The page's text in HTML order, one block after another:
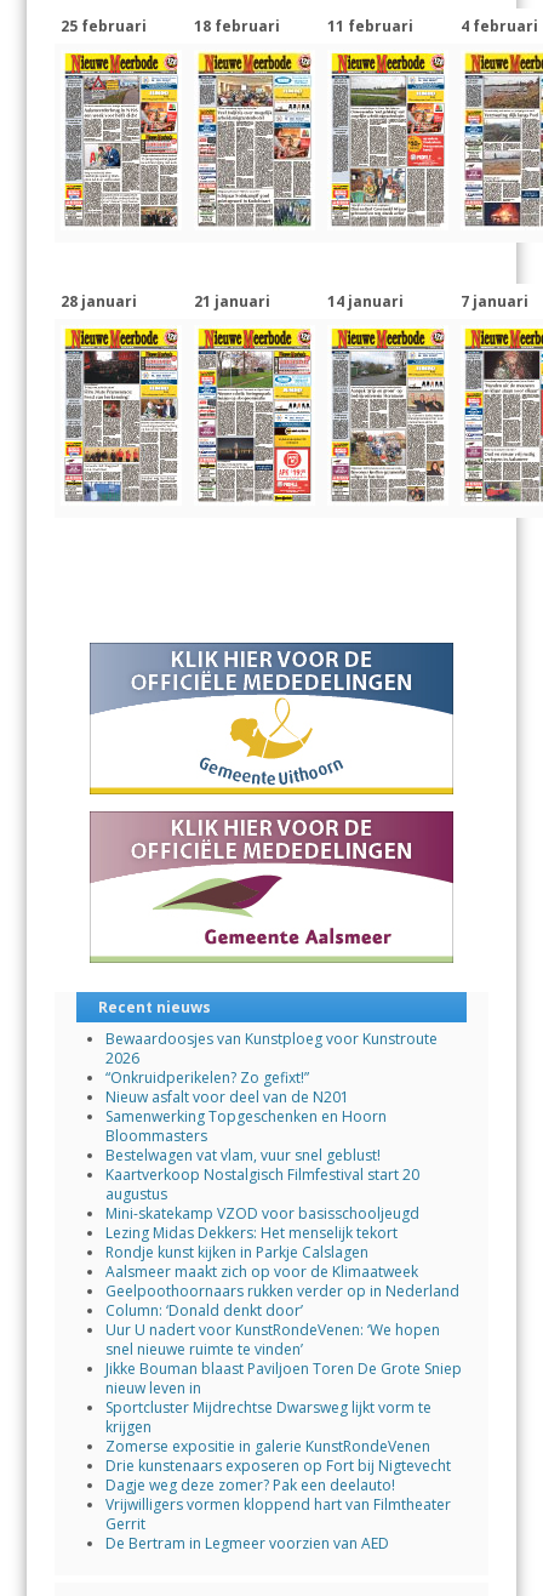
25 februari 18 februari 11 februari 4 februari
28 januari 21 januari 14 januari 7 januari
Recent nieuws
Bewaardoosjes van Kunstploeg voor Kunstroute
2026
“Onkruidperikelen? Zo gefixt!”
Nieuw asfalt voor deel van de N201
Samenwerking Topgeschenken en Hoorn
Bloommasters
Bestelwagen vat vlam, vuur snel geblust!
Kaartverkoop Nostalgisch Filmfestival start 20
augustus
Mini-skatekamp VZOD voor basisschooljeugd
Lezing Midas Dekkers: Het menselijk tekort
Rondje kunst kijken in Parkje Calslagen
Aalsmeer maakt zich op voor de Klimaatweek
Geelpoothoornaars rukken verder op in Nederland
Column: ‘Donald denkt door’
Uur U nadert voor KunstRondeVenen: ‘We hopen
snel nieuwe ruimte te vinden’
Jikke Bouman blaast Paviljoen Toren De Grote Sniep
nieuw leven in
Sportcluster Mijdrechtse Dwarsweg lijkt vorm te
krijgen
Zomerse expositie in galerie KunstRondeVenen
Drie kunstenaars exposeren op Fort bij Nigtevecht
Dagje weg deze zomer? Pak een deelauto!
Vrijwilligers vormen kloppend hart van Filmtheater
Gerrit
De Bertram in Legmeer voorzien van AED